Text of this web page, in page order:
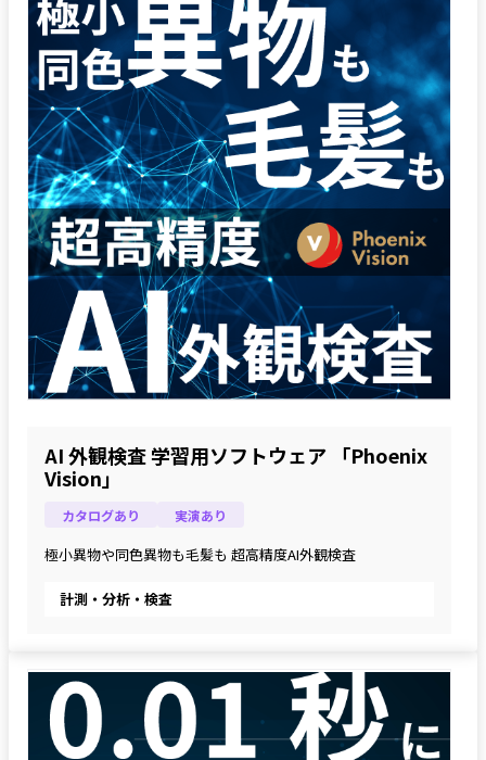
AI 外観検査 学習用ソフトウェア 「Phoenix
Vision」
カタログあり 実演あり
極小異物や同色異物も毛髪も 超高精度AI外観検査
計測・分析・検査